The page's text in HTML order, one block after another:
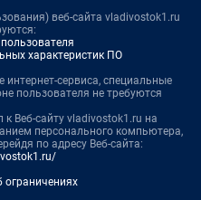
веб-сайта vladivostok1.ru
характеристик ПО
интернет-сервиса, специальные
пользователя не требуются
к Веб-сайту vladivostok1.ru на
персонального компьютера,
по адресу Веб-сайта: